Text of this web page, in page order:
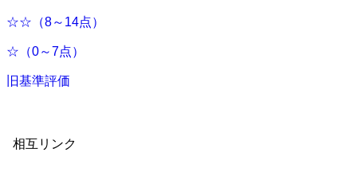
☆☆（8～14点）
☆（0～7点）
旧基準評価
相互リンク